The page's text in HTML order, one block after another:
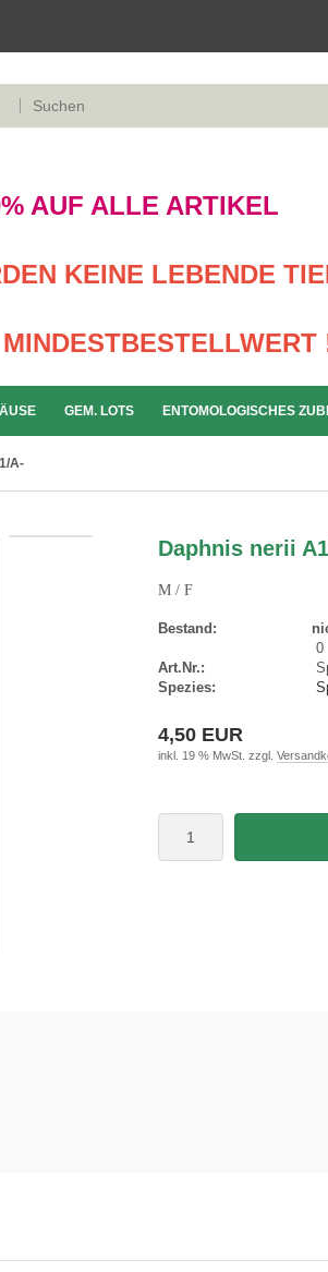
AUF ALLE ARTIKEL
KEINE LEBENDE
GEM. LOTS ENTOMOLOGISCHES
A-
Daphnis nerii
M / F
Bestand:
0
Art.Nr.:
Spezies:
4,50 EUR
inkl. 19 % MwSt. zzgl.